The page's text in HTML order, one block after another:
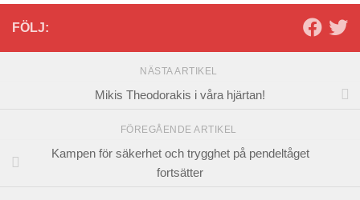
FÖLJ:
NÄSTA ARTIKEL
Mikis Theodorakis i våra hjärtan!
FÖREGÅENDE ARTIKEL
Kampen för säkerhet och trygghet på pendeltåget
fortsätter